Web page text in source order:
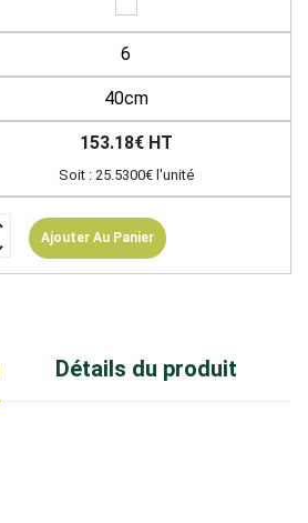
6
40cm
153.18€ HT
Soit : 25.5300€ l'unité
Ajouter Au Panier
Détails du produit